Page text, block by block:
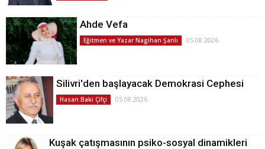
Ahde Vefa
Eğitmen ve Yazar Nagihan Şanlı 05.08.2026
Silivri'den başlayacak Demokrasi Cephesi
Hasan Baki Çifçi 05.08.2026
Kuşak çatışmasının psiko-sosyal dinamikleri